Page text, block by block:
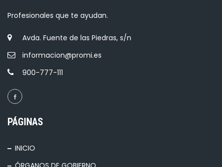
Profesionales que te ayudan.
Avda. Fuente de las Piedras, s/n
informacion@promi.es
900-777-111
PÁGINAS
INICIO